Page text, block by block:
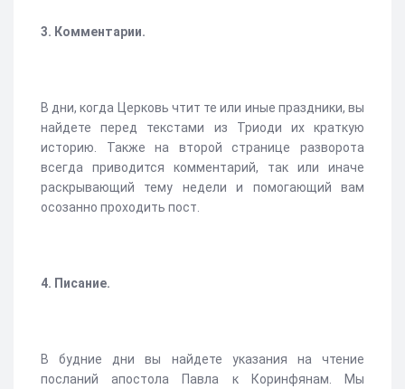
3. Комментарии.
В дни, когда Церковь чтит те или иные праздники, вы
найдете перед текстами из Триоди их краткую
историю. Также на второй странице разворота
всегда приводится комментарий, так или иначе
раскрывающий тему недели и помогающий вам
осозанно проходить пост.
4. Писание.
В будние дни вы найдете указания на чтение
посланий апостола Павла к Коринфянам. Мы